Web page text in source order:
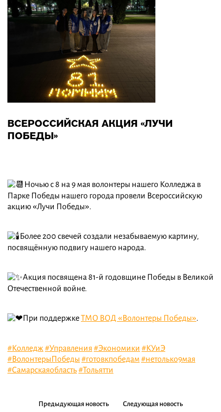
ВСЕРОССИЙСКАЯ АКЦИЯ «ЛУЧИ
ПОБЕДЫ»
Ночью с 8 на 9 мая волонтеры нашего Колледжа в
Парке Победы нашего города провели Всероссийскую
акцию «Лучи Победы».
Более 200 свечей создали незабываемую картину,
посвящённую подвигу нашего народа.
Акция посвящена 81-й годовщине Победы в Великой
Отечественной войне.
При поддержкеТМО ВОД «Волонтеры Победы».
#Колледж#Управления #Экономики #КУиЭ
#ВолонтерыПобеды #готовкпобедам #нетолько9мая
#Самарскаяобласть#Тольятти
Предыдующая новость Следующая новость